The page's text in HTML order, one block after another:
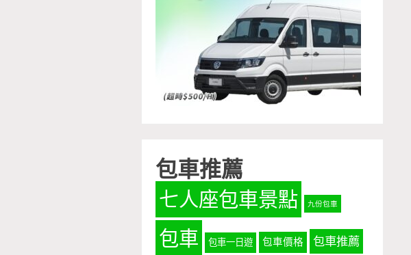
包車推薦
七人座包車景點 九份包車
包車 包車一日遊 包車價格 包車推薦